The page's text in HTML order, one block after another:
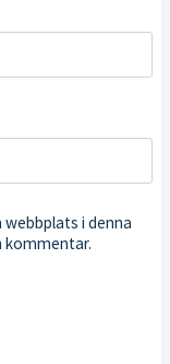
i denna
kommentar.